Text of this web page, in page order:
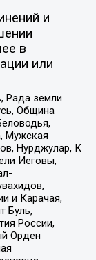
и
в
или
Рада земли
Община
Мужская
Нурджулар, К
Иеговы,
и Карачая,
Буль,
России,
Орден